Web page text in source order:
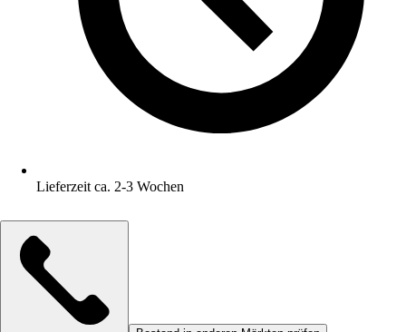
Lieferzeit ca. 2-3 Wochen